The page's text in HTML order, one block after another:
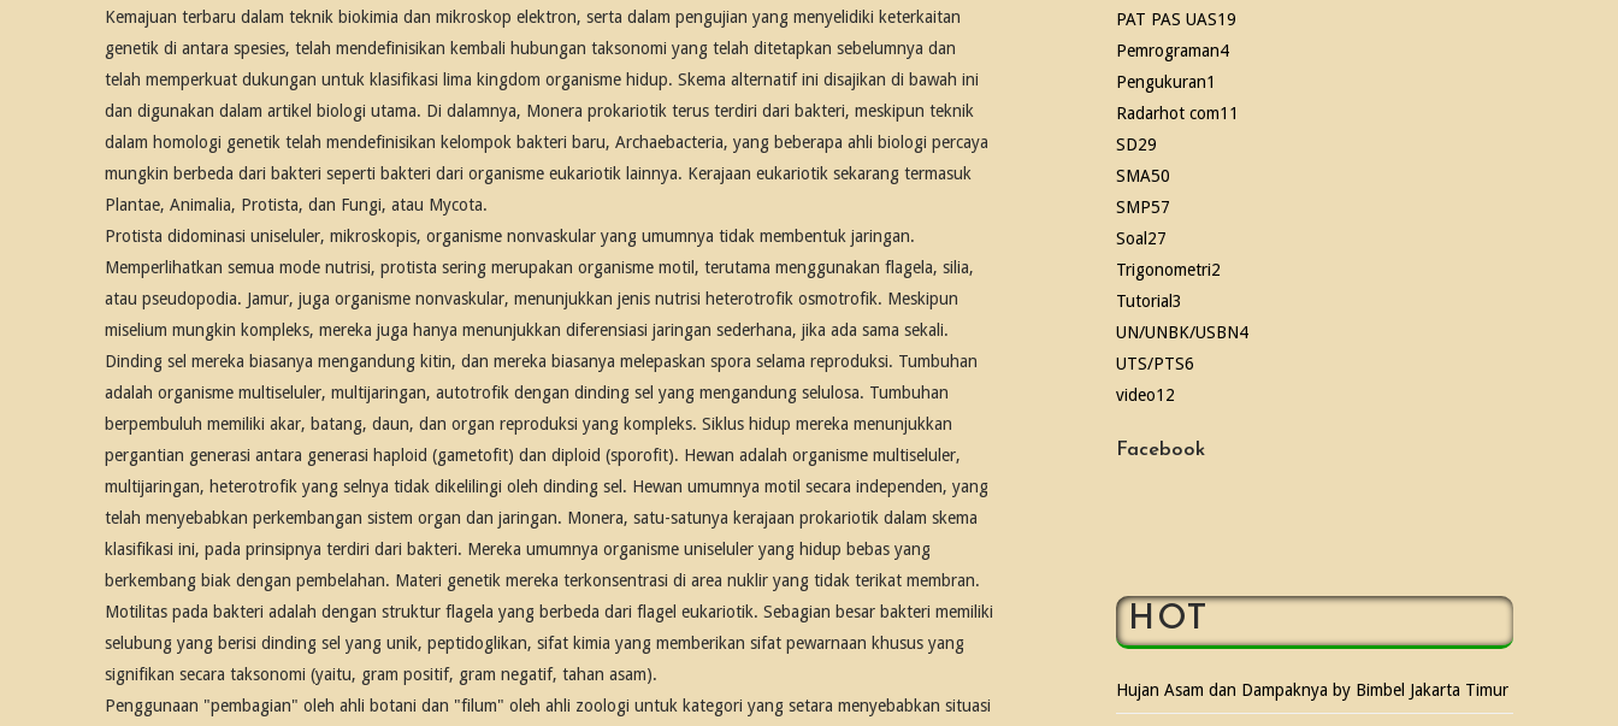
Kemajuan terbaru dalam teknik biokimia dan mikroskop elektron, serta dalam pengujian yang menyelidiki keterkaitan
genetik di antara spesies, telah mendefinisikan kembali hubungan taksonomi yang telah ditetapkan sebelumnya dan
telah memperkuat dukungan untuk klasifikasi lima kingdom organisme hidup. Skema alternatif ini disajikan di bawah ini
dan digunakan dalam artikel biologi utama. Di dalamnya, Monera prokariotik terus terdiri dari bakteri, meskipun teknik
dalam homologi genetik telah mendefinisikan kelompok bakteri baru, Archaebacteria, yang beberapa ahli biologi percaya
mungkin berbeda dari bakteri seperti bakteri dari organisme eukariotik lainnya. Kerajaan eukariotik sekarang termasuk
Plantae, Animalia, Protista, dan Fungi, atau Mycota.
Protista didominasi uniseluler, mikroskopis, organisme nonvaskular yang umumnya tidak membentuk jaringan.
Memperlihatkan semua mode nutrisi, protista sering merupakan organisme motil, terutama menggunakan flagela, silia,
atau pseudopodia. Jamur, juga organisme nonvaskular, menunjukkan jenis nutrisi heterotrofik osmotrofik. Meskipun
miselium mungkin kompleks, mereka juga hanya menunjukkan diferensiasi jaringan sederhana, jika ada sama sekali.
Dinding sel mereka biasanya mengandung kitin, dan mereka biasanya melepaskan spora selama reproduksi. Tumbuhan
adalah organisme multiseluler, multijaringan, autotrofik dengan dinding sel yang mengandung selulosa. Tumbuhan
berpembuluh memiliki akar, batang, daun, dan organ reproduksi yang kompleks. Siklus hidup mereka menunjukkan
pergantian generasi antara generasi haploid (gametofit) dan diploid (sporofit). Hewan adalah organisme multiseluler,
multijaringan, heterotrofik yang selnya tidak dikelilingi oleh dinding sel. Hewan umumnya motil secara independen, yang
telah menyebabkan perkembangan sistem organ dan jaringan. Monera, satu-satunya kerajaan prokariotik dalam skema
klasifikasi ini, pada prinsipnya terdiri dari bakteri. Mereka umumnya organisme uniseluler yang hidup bebas yang
berkembang biak dengan pembelahan. Materi genetik mereka terkonsentrasi di area nuklir yang tidak terikat membran.
Motilitas pada bakteri adalah dengan struktur flagela yang berbeda dari flagel eukariotik. Sebagian besar bakteri memiliki
selubung yang berisi dinding sel yang unik, peptidoglikan, sifat kimia yang memberikan sifat pewarnaan khusus yang
signifikan secara taksonomi (yaitu, gram positif, gram negatif, tahan asam).
Penggunaan "pembagian" oleh ahli botani dan "filum" oleh ahli zoologi untuk kategori yang setara menyebabkan situasi
PAT PAS UAS19
Pemrograman4
Pengukuran1
Radarhot com11
SD29
SMA50
SMP57
Soal 27
Trigonometri2
Tutorial 3
UN/UNBK/USBN4
UTS/PTS6
video12
Facebook
HOT
Hujan Asam dan Dampaknya by Bimbel Jakarta Timur